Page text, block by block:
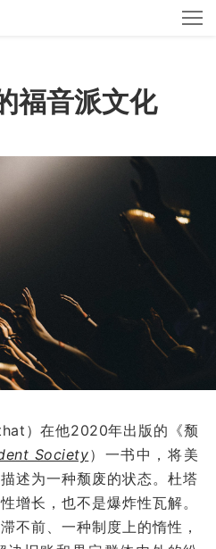
福音派文化
）在他2020年出版的《颓
Society）一书中，将美
述为一种颓废的状态。杜塔
增长，也不是爆炸性瓦解。
不前、一种制度上的惰性，